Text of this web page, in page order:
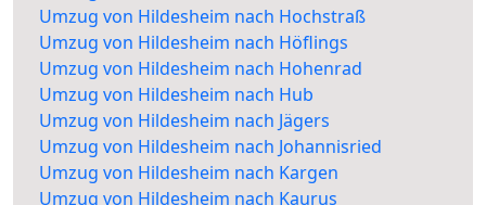
Umzug von Hildesheim nach Hochstraß
Umzug von Hildesheim nach Höflings
Umzug von Hildesheim nach Hohenrad
Umzug von Hildesheim nach Hub
Umzug von Hildesheim nach Jägers
Umzug von Hildesheim nach Johannisried
Umzug von Hildesheim nach Kargen
Umzug von Hildesheim nach Kaurus